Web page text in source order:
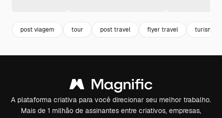
post viagem tour post travel flyer travel turismo
A plataforma criativa para você direcionar seu melhor trabalho.
Mais de 1 milhão de assinantes entre criativos, empresas,